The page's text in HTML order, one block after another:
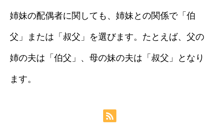
姉妹の配偶者に関しても、姉妹との関係で「伯
父」または「叔父」を選びます。たとえば、父の
姉の夫は「伯父」、母の妹の夫は「叔父」となり
ます。